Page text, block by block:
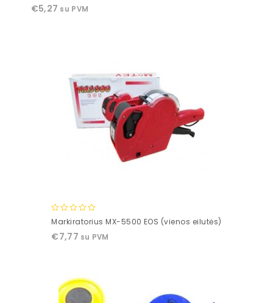
of
€5,27 su PVM
0
of
Markiratorius MX-5500 EOS (vienos eilutės)
€7,77 su PVM